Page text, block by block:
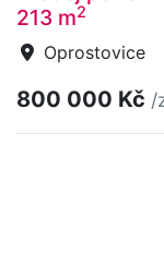
213 m2
Oprostovice
800 000 Kč /